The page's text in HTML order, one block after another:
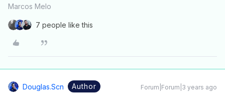
Marcos Melo
7 people like this
Douglas.scn Author Forum|Forum|3 years ago